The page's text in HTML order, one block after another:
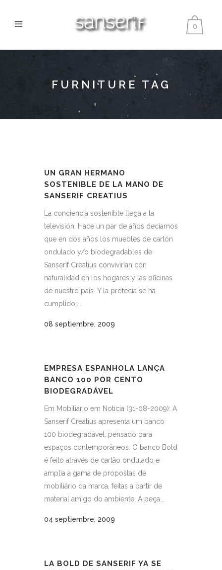
0
FURNITURE TAG
UN GRAN HERMANO
SOSTENIBLE DE LA MANO DE
SANSERIF CREATIUS
La conciencia sostenible llega a la
televisión. Hace un par de años decíamos
que en dos años los muebles de cartón
ondulado y/o biodegradables de
Sanserif Creatius convivirían con
naturalidad en los hogares y las oficinas
de nuestro país. Y la profecía se ha
cumplido;...
08 septiembre, 2009
EMPRESA ESPANHOLA LANÇA
BANCO 100 POR CENTO
BIODEGRADÁVEL
Em Mobiliário em Notícia (31-08-2009): A
Sanserif Creatius apresenta um banco
100 biodegradável, pensado para
espaços contemporâneos. O banco Bold
é feito através de cartão ondulado e
amplia a gama de propostas de
mobiliário da marca, feitas a partir de
material amigo do ambiente. A peça...
04 septiembre, 2009
LA BOLD DE SANSERIF YA SE